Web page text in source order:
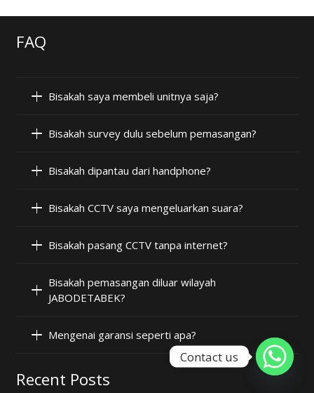
FAQ
Bisakah saya membeli unitnya saja?
Bisakah survey dulu sebelum pemasangan?
Bisakah dipantau dari handphone?
Bisakah CCTV saya mengeluarkan suara?
Bisakah pasang CCTV tanpa internet?
Bisakah pemasangan diluar wilayah
JABODETABEK?
Mengenai garansi seperti apa?
Recent Posts
Contact us